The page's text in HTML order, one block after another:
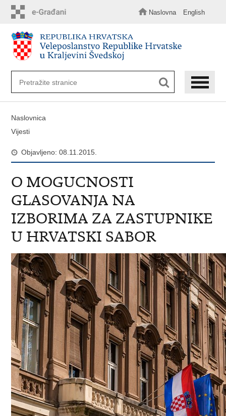
sadržaj
Naslovna English
Naslovnica
Vijesti
Objavljeno: 08.11.2015.
O MOGUCNOSTI
GLASOVANJA NA
IZBORIMA ZA ZASTUPNIKE
U HRVATSKI SABOR